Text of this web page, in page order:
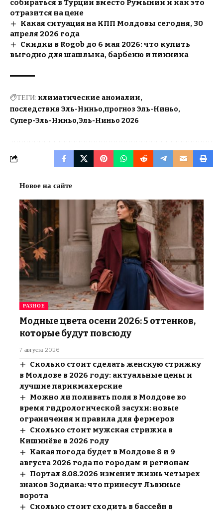
собираться в Турции вместо Румынии и как это
отразится на цене
Какая ситуация на КПП Молдовы сегодня, 30
апреля 2026 года
Скидки в Rogob до 6 мая 2026: что купить
выгодно для шашлыка, барбекю и пикника
ТЕГИ: климатические аномалии
последствия Эль-Ниньо прогноз Эль-Ниньо
Супер-Эль-Ниньо Эль-Ниньо 2026
Новое на сайте
РАЗНОЕ
Модные цвета осени 2026: 5 оттенков,
которые будут повсюду
7 августа 2026
Сколько стоит сделать женскую стрижку
в Молдове в 2026 году: актуальные цены и
лучшие парикмахерские
Можно ли поливать поля в Молдове во
время гидрологической засухи: новые
ограничения и правила для фермеров
Сколько стоит мужская стрижка в
Кишинёве в 2026 году
Какая погода будет в Молдове 8 и 9
августа 2026 года по городам и регионам
Портал 8.08.2026 изменит жизнь четырех
знаков Зодиака: что принесут Львиные
ворота
Сколько стоит сходить в бассейн в